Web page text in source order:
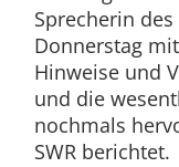
Sprecherin
Donnerstag
Hinweise und
und die
nochmals
SWR berichtet.